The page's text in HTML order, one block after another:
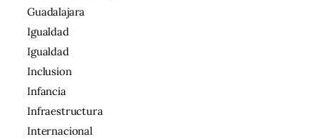
Guadalajara
Igualdad
Igualdad
Inclusion
Infancia
Infraestructura
Internacional